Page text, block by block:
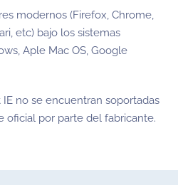
modernos (Firefox, Chrome,
etc) bajo los sistemas
Aple Mac OS, Google
no se encuentran soportadas
oficial por parte del fabricante.